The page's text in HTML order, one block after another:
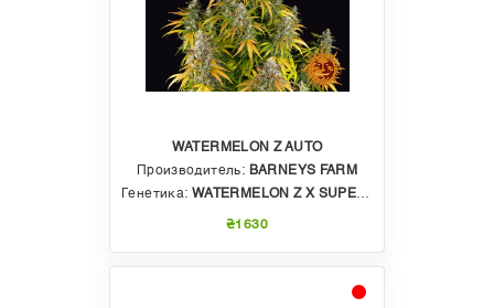
WATERMELON Z AUTO
Производитель: BARNEYS FARM
Генетика: WATERMELON Z X SUPER AUTO
₴1630